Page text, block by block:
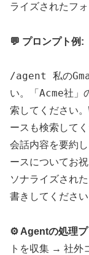
ライズされたフ
💬 プロンプト例:
/agent 私の
い。「Acme社」
索してください
ースも検索して
会話内容を要約
ースについてお
ソナライズされ
書きしてください
⚙️ Agentの処理プ
トを収集 → 社外